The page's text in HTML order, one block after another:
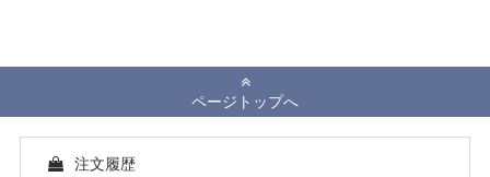
ページトップへ
注文履歴